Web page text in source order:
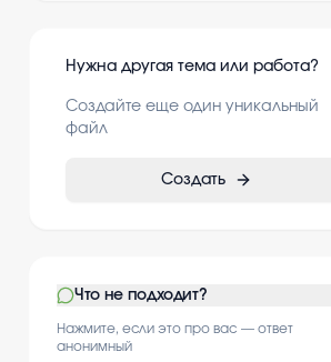
Нужна другая тема или работа?
Создайте еще один уникальный
файл
Создать
Что не подходит?
Нажмите, если это про вас — ответ
анонимный